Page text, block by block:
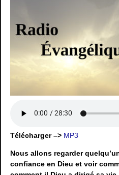
Télécharger –> MP3
Nous allons regarder
confiance en Dieu et voir